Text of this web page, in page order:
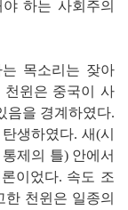
하는 사회주의
목소리는 잦아
윈은 중국이 사
음을 경계하였다.
생하였다. 새(시
제의 틀) 안에서
이었다. 속도 조
천윈은 일종의